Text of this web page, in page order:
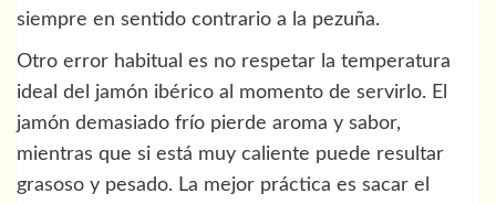
siempre en sentido contrario a la pezuña.
Otro error habitual es no respetar la temperatura
ideal del jamón ibérico al momento de servirlo. El
jamón demasiado frío pierde aroma y sabor,
mientras que si está muy caliente puede resultar
grasoso y pesado. La mejor práctica es sacar el